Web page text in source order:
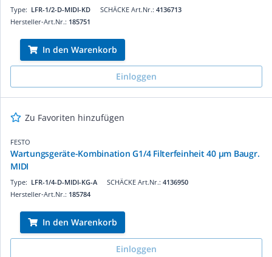
SCHÄCKE Art.Nr.: 4136713
Type: LFR-1/2-D-MIDI-KD
Hersteller-Art.Nr.: 185751
In den Warenkorb
Einloggen
Zu Favoriten hinzufügen
FESTO
Wartungsgeräte-Kombination G1/4 Filterfeinheit 40 µm Baugr.
MIDI
SCHÄCKE Art.Nr.: 4136950
Type: LFR-1/4-D-MIDI-KG-A
Hersteller-Art.Nr.: 185784
In den Warenkorb
Einloggen